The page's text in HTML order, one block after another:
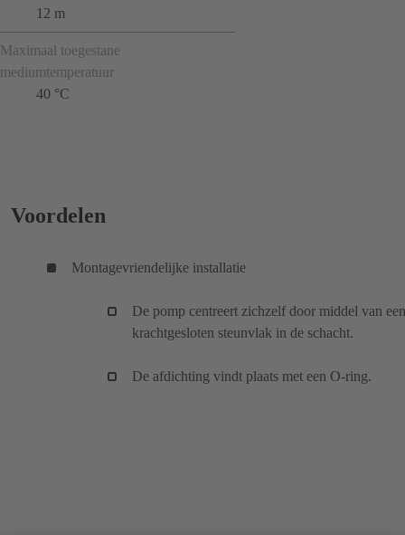
12 m
Maximaal toegestane
mediumtemperatuur
40 °C
Voordelen
Montagevriendelijke installatie
De pomp centreert zichzelf door middel van een
krachtgesloten steunvlak in de schacht.
De afdichting vindt plaats met een O-ring.